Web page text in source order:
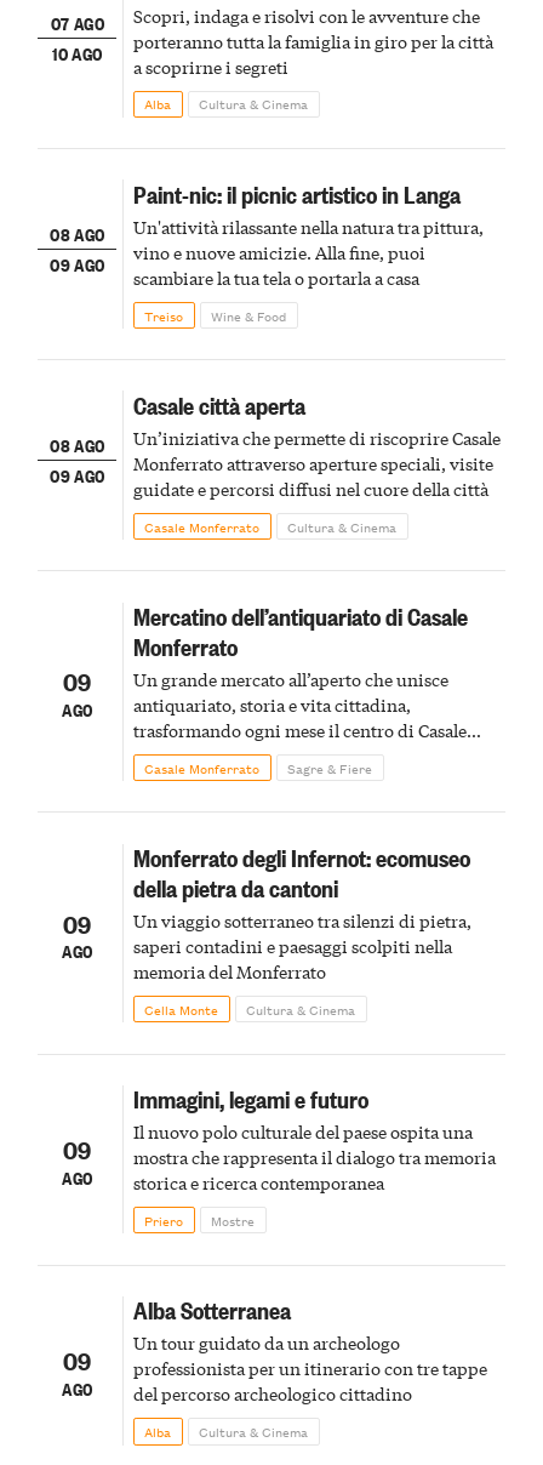
07 AGO
10 AGO
Scopri, indaga e risolvi con le avventure che
porteranno tutta la famiglia in giro per la città
a scoprirne i segreti
Alba Cultura & Cinema
08 AGO
09 AGO
Paint-nic: il picnic artistico in Langa
Un'attività rilassante nella natura tra pittura,
vino e nuove amicizie. Alla fine, puoi
scambiare la tua tela o portarla a casa
Treiso Wine & Food
08 AGO
09 AGO
Casale città aperta
Un’iniziativa che permette di riscoprire Casale
Monferrato attraverso aperture speciali, visite
guidate e percorsi diffusi nel cuore della città
Casale Monferrato Cultura & Cinema
09
AGO
Mercatino dell’antiquariato di Casale
Monferrato
Un grande mercato all’aperto che unisce
antiquariato, storia e vita cittadina,
trasformando ogni mese il centro di Casale
Monferrato in un luogo di scoperta e racconto
Casale Monferrato Sagre & Fiere
09
AGO
Monferrato degli Infernot: ecomuseo
della pietra da cantoni
Un viaggio sotterraneo tra silenzi di pietra,
saperi contadini e paesaggi scolpiti nella
memoria del Monferrato
Cella Monte Cultura & Cinema
09
AGO
Immagini, legami e futuro
Il nuovo polo culturale del paese ospita una
mostra che rappresenta il dialogo tra memoria
storica e ricerca contemporanea
Priero Mostre
09
AGO
Alba Sotterranea
Un tour guidato da un archeologo
professionista per un itinerario con tre tappe
del percorso archeologico cittadino
Alba Cultura & Cinema